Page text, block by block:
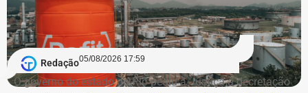
Redação05/08/2026 17:59
O governo do estado do Rio pediu à Justiça a decretação